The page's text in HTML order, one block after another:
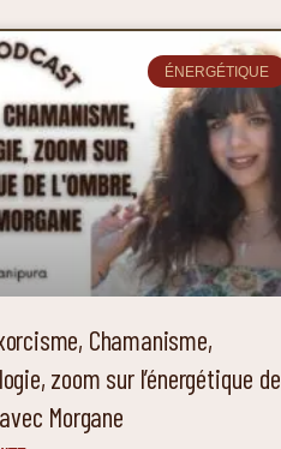
ÉNERGÉTIQUE
Chamanisme,
zoom sur l’énergétique de
Morgane